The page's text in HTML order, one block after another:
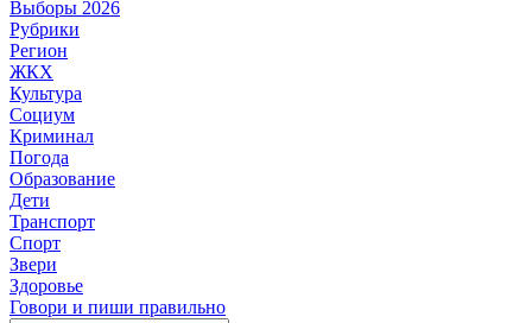
Выборы 2026
Рубрики
Регион
ЖКХ
Культура
Социум
Криминал
Погода
Образование
Дети
Транспорт
Спорт
Звери
Здоровье
Говори и пиши правильно